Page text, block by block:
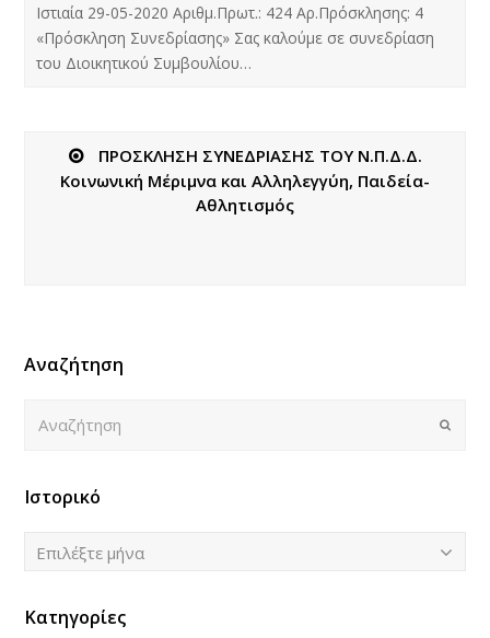
Ιστιαία 29-05-2020 Αριθμ.Πρωτ.: 424 Αρ.Πρόσκλησης: 4
«Πρόσκληση Συνεδρίασης» Σας καλούμε σε συνεδρίαση
του Διοικητικού Συμβουλίου…
ΠΡΟΣΚΛΗΣΗ ΣΥΝΕΔΡΙΑΣΗΣ ΤΟΥ Ν.Π.Δ.Δ.
Κοινωνική Μέριμνα και Αλληλεγγύη, Παιδεία-
Αθλητισμός
Αναζήτηση
Submit
Ιστορικό
Ιστορικό
Επιλέξτε μήνα
Κατηγορίες